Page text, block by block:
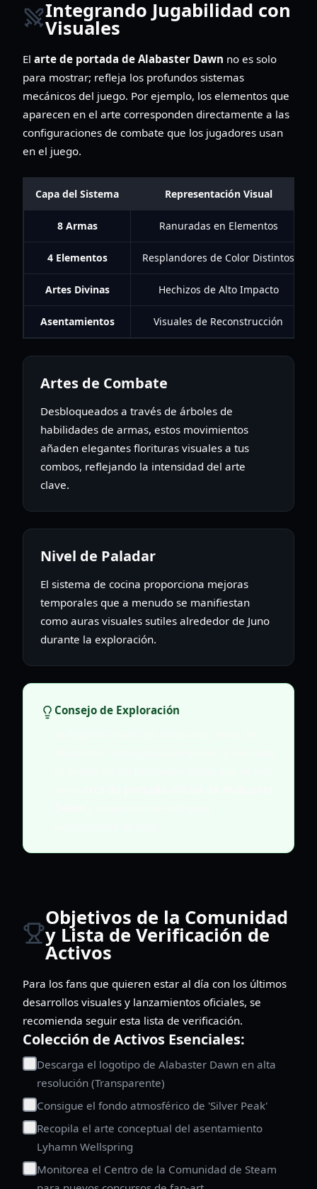
Integrando Jugabilidad con
Visuales
El arte de portada de Alabaster Dawn no es solo
para mostrar; refleja los profundos sistemas
mecánicos del juego. Por ejemplo, los elementos que
aparecen en el arte corresponden directamente a las
configuraciones de combate que los jugadores usan
en el juego.
Capa del Sistema Representación Visual
8 Armas Ranuradas en Elementos
4 Elementos Resplandores de Color Distintos
Artes Divinas Hechizos de Alto Impacto
Asentamientos Visuales de Reconstrucción
Artes de Combate
Desbloqueados a través de árboles de
habilidades de armas, estos movimientos
añaden elegantes florituras visuales a tus
combos, reflejando la intensidad del arte
clave.
Nivel de Paladar
El sistema de cocina proporciona mejoras
temporales que a menudo se manifiestan
como auras visuales sutiles alrededor de Juno
durante la exploración.
Consejo de Exploración
Objetivos de la Comunidad
y Lista de Verificación de
Activos
Para los fans que quieren estar al día con los últimos
desarrollos visuales y lanzamientos oficiales, se
recomienda seguir esta lista de verificación.
Colección de Activos Esenciales:
Descarga el logotipo de Alabaster Dawn en alta
resolución (Transparente)
Consigue el fondo atmosférico de 'Silver Peak'
Recopila el arte conceptual del asentamiento
Lyhamn Wellspring
Monitorea el Centro de la Comunidad de Steam